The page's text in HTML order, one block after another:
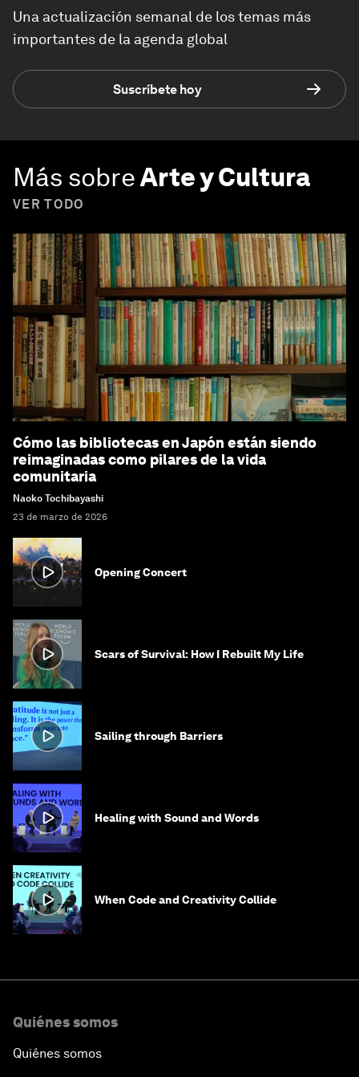
Una actualización semanal de los temas más
importantes de la agenda global
Suscríbete hoy
Más sobreArte y Cultura
VER TODO
Cómo las bibliotecas en Japón están siendo
reimaginadas como pilares de la vida
comunitaria
Naoko Tochibayashi
23 de marzo de 2026
Opening Concert
Scars of Survival: How I Rebuilt My Life
Sailing through Barriers
Healing with Sound and Words
When Code and Creativity Collide
Quiénes somos
Quiénes somos